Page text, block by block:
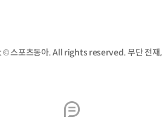
스포츠동아. All rights reserved. 무단 전재,